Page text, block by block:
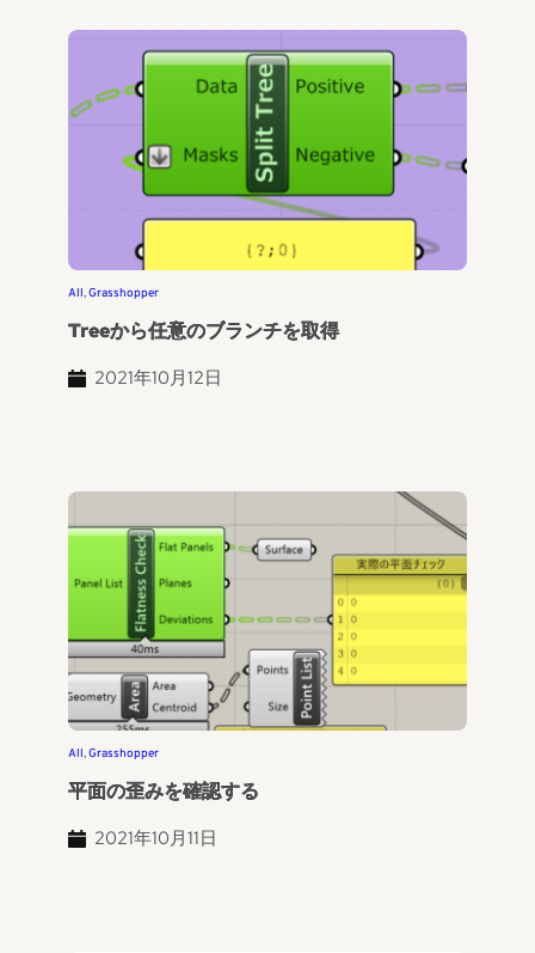
All, Grasshopper
Treeから任意のブランチを取得
2021年10月12日
All, Grasshopper
平面の歪みを確認する
2021年10月11日